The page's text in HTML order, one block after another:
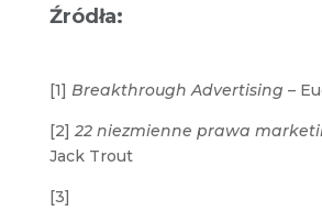
Źródła:
[1] Breakthrough Advertising –
[2] 22 niezmienne prawa
Jack Trout
[3]